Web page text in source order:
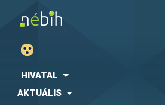
HIVATAL
AKTUÁLIS